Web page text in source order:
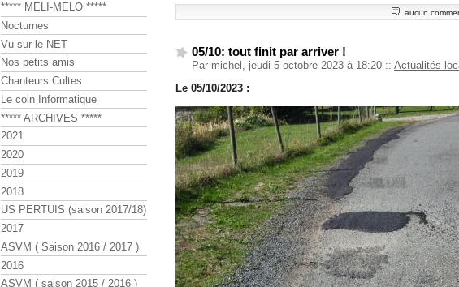
aucun
05/10: tout finit par arriver !
Par michel, jeudi 5 octobre 2023 à 18:20 :: Actualités
Le 05/10/2023 :
***** MELI-MELO *****
Nocturnes
Vu sur le NET
Nos petits amis
Chanteurs Cultes
Le coin Informatique
***** ARCHIVES *****
2021
2020
2019
2018
US PERTUIS (saison 2017/18)
2017
ASVM ( Saison 2016 / 2017 )
2016
ASVM ( saison 2015 / 2016 )